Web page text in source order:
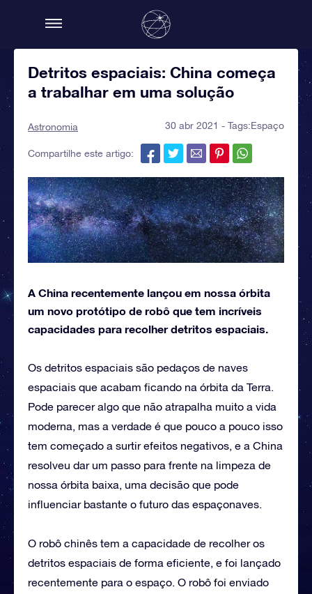
Detritos espaciais: China começa
a trabalhar em uma solução
Astronomia 30 abr 2021 - Tags:Espaço
Compartilhe este artigo:
A China recentemente lançou em nossa órbita
um novo protótipo de robô que tem incríveis
capacidades para recolher detritos espaciais.
Os detritos espaciais são pedaços de naves
espaciais que acabam ficando na órbita da Terra.
Pode parecer algo que não atrapalha muito a vida
moderna, mas a verdade é que pouco a pouco isso
tem começado a surtir efeitos negativos, e a China
resolveu dar um passo para frente na limpeza de
nossa órbita baixa, uma decisão que pode
influenciar bastante o futuro das espaçonaves.
O robô chinês tem a capacidade de recolher os
detritos espaciais de forma eficiente, e foi lançado
recentemente para o espaço. O robô foi enviado